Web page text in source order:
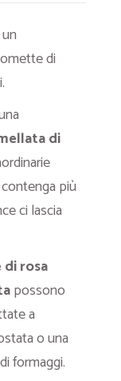
di
di
più
ci lascia
di rosa
possono
a
o una
formaggi.